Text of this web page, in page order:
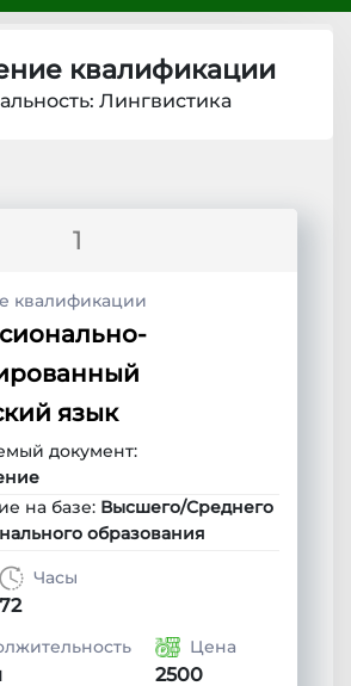
квалификации
Лингвистика
1
квалификации
язык
документ:
на базе: Высшего/Среднего
образования
Часы
72
Цена
2500